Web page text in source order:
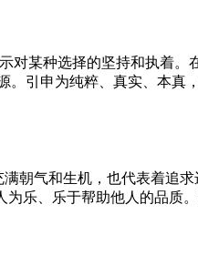
某种选择的坚持和执着。
。引申为纯粹、真实、本真
朝气和生机，也代表着追求
乐、乐于帮助他人的品质